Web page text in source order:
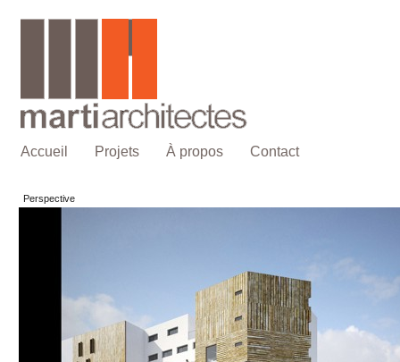
Accueil Projets À propos Contact
Perspective